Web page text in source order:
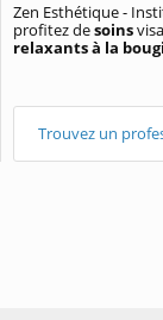
Zen Esthétique -
profitez desoins
relaxants à la
Trouvez un